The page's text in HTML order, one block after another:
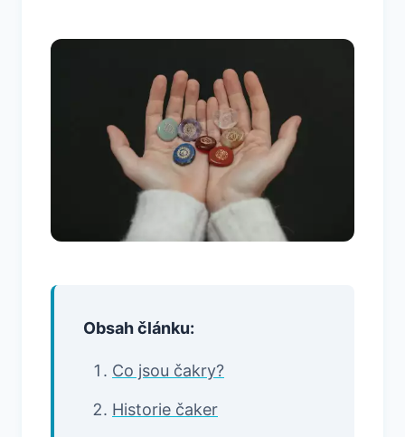
Obsah článku:
Co jsou čakry?
Historie čaker